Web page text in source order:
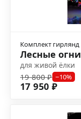
Комплект гирлянд
Лесные огни
для живой ёлки
19 800 ₽ −10%
17 950 ₽